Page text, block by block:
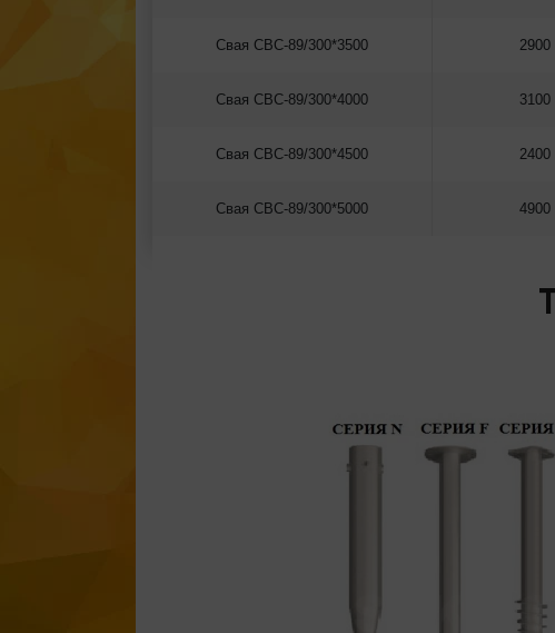
Свая СВС-89/300*3500 2900
Свая СВС-89/300*4000 3100
Свая СВС-89/300*4500 2400
Свая СВС-89/300*5000 4900